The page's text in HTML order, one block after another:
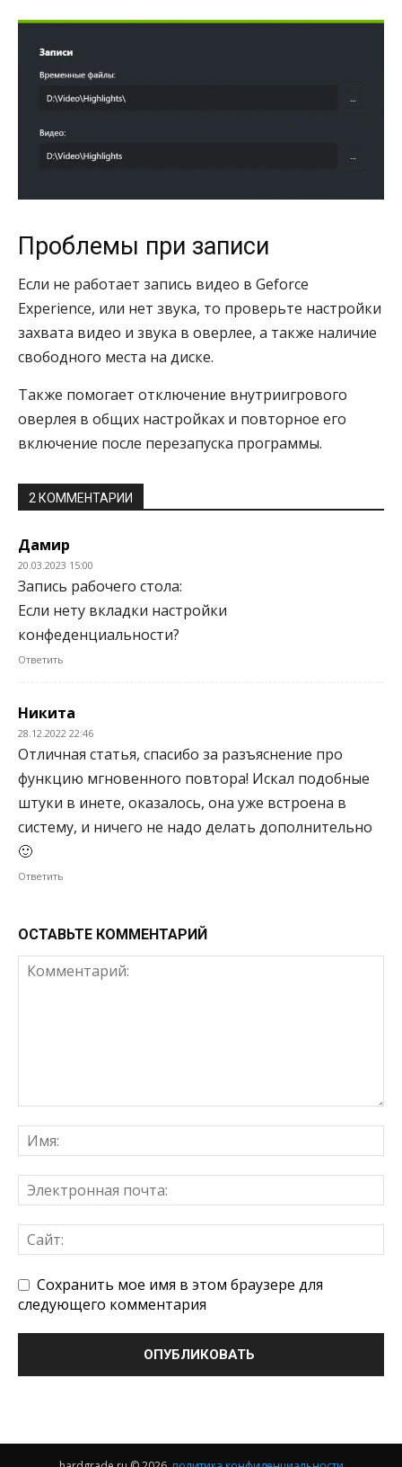
Проблемы при записи
Если не работает запись видео в Geforce
Experience, или нет звука, то проверьте настройки
захвата видео и звука в оверлее, а также наличие
свободного места на диске.
Также помогает отключение внутриигрового
оверлея в общих настройках и повторное его
включение после перезапуска программы.
2 КОММЕНТАРИИ
Дамир
20.03.2023 15:00
Запись рабочего стола:
Если нету вкладки настройки
конфеденциальности?
Ответить
Никита
28.12.2022 22:46
Отличная статья, спасибо за разъяснение про
функцию мгновенного повтора! Искал подобные
штуки в инете, оказалось, она уже встроена в
систему, и ничего не надо делать дополнительно
🙂
Ответить
ОСТАВЬТЕ КОММЕНТАРИЙ
Сохранить мое имя в этом браузере для
следующего комментария